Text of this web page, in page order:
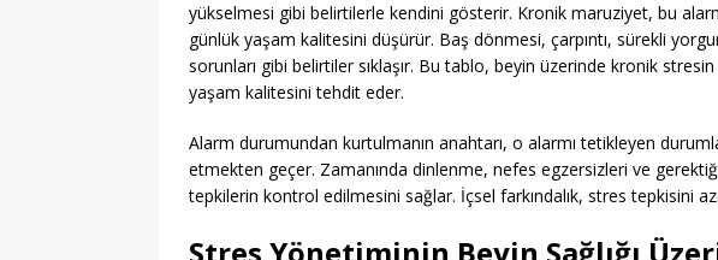
yükselmesi gibi belirtilerle kendini gösterir. Kronik maruziyet, bu
günlük yaşam kalitesini düşürür. Baş dönmesi, çarpıntı, sürekli
sorunları gibi belirtiler sıklaşır. Bu tablo, beyin üzerinde kronik
yaşam kalitesini tehdit eder.
Alarm durumundan kurtulmanın anahtarı, o alarmı tetikleyen
etmekten geçer. Zamanında dinlenme, nefes egzersizleri ve
tepkilerin kontrol edilmesini sağlar. İçsel farkındalık, stres tepkisini